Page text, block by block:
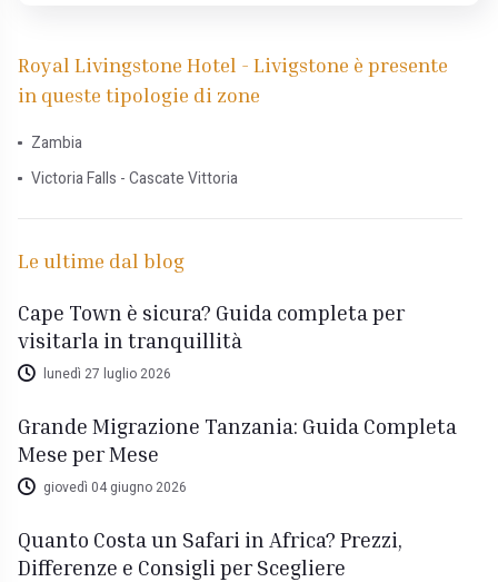
Royal Livingstone Hotel - Livigstone è presente
in queste tipologie di zone
Zambia
Victoria Falls - Cascate Vittoria
Le ultime dal blog
Cape Town è sicura? Guida completa per
visitarla in tranquillità
lunedì 27 luglio 2026
Grande Migrazione Tanzania: Guida Completa
Mese per Mese
giovedì 04 giugno 2026
Quanto Costa un Safari in Africa? Prezzi,
Differenze e Consigli per Scegliere